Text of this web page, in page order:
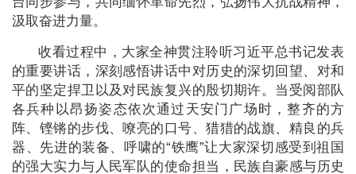
汲取奋进力量。
收看过程中，大家全神贯注聆听习近平总书记发表
的重要讲话，深刻感悟讲话中对历史的深切回望、对和
平的坚定捍卫以及对民族复兴的殷切期许。当受阅部队
各兵种以昂扬姿态依次通过天安门广场时，整齐的方
阵、铿锵的步伐、嘹亮的口号、猎猎的战旗、精良的兵
器、先进的装备、呼啸的“铁鹰”让大家深切感受到祖国
的强大实力与人民军队的使命担当，民族自豪感与历史